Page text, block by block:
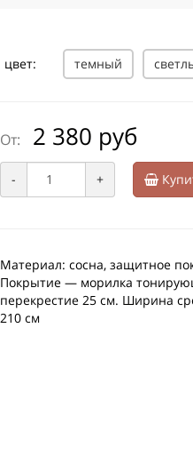
цвет: темный
От: 2 380 руб
- +
Материал: сосна, защитное
Покрытие — морилка
перекрестие 25 см. Ширина
210 см